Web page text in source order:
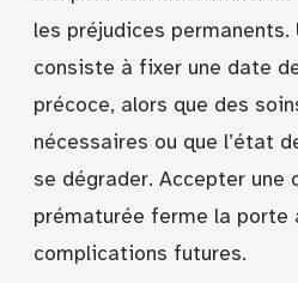
les préjudices permanents.
consiste à fixer une date
précoce, alors que des
nécessaires ou que l’état
se dégrader. Accepter une
prématurée ferme la porte
complications futures.